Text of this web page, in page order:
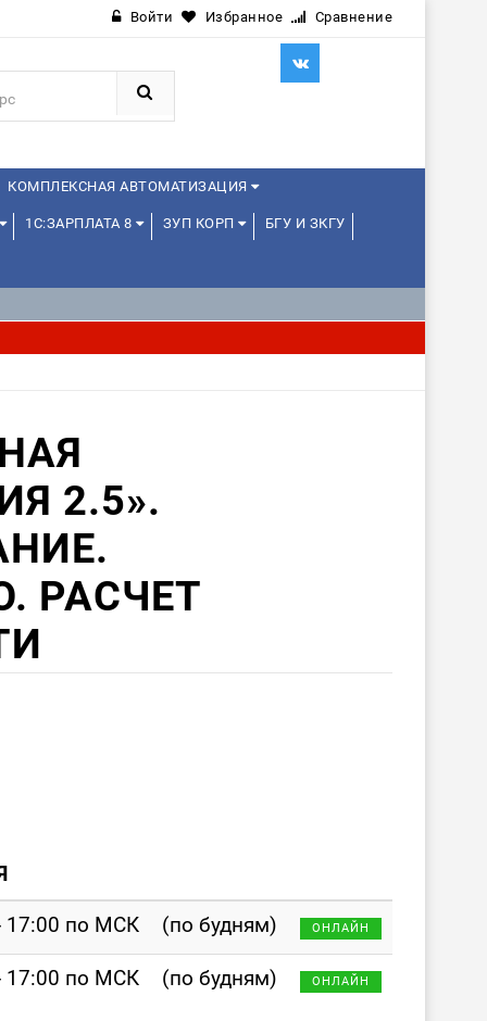
Войти Избранное Сравнение
КОМПЛЕКСНАЯ АВТОМАТИЗАЦИЯ
1С:ЗАРПЛАТА 8 ЗУП КОРП БГУ И ЗКГУ
2.5».
РАСЧЕТ
17:00 по МСК (по будням) ОНЛАЙН
17:00 по МСК (по будням) ОНЛАЙН